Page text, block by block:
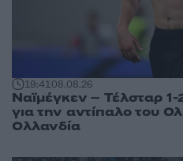
19:4108.08.26
Ναϊμέγκεν – Τέλσταρ
για την αντίπαλο του
Ολλανδία